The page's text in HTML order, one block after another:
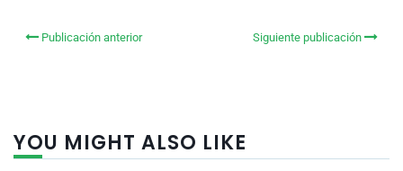
Publicación anterior Siguiente publicación
YOU MIGHT ALSO LIKE